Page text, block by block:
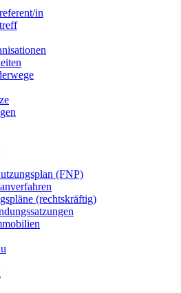
in
(FNP)
(rechtskräftig)